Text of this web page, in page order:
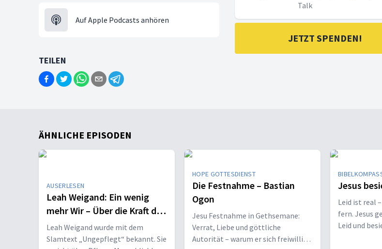
Auf Apple Podcasts anhören
Talk
JETZT SPENDEN!
TEILEN
ÄHNLICHE EPISODEN
AUSERLESEN
Leah Weigand: Ein wenig
mehr Wir – Über die Kraft der
Menschlichkeit
Leah Weigand wurde mit dem
Slamtext „Ungepflegt“ bekannt. Sie
HOPE GOTTESDIENST
Die Festnahme – Bastian
Ogon
Jesu Festnahme in Gethsemane:
Verrat, Liebe und göttliche
Autorität – warum er sich freiwillig
Jesus
Leid ist real
fern. Jesus
Leid und